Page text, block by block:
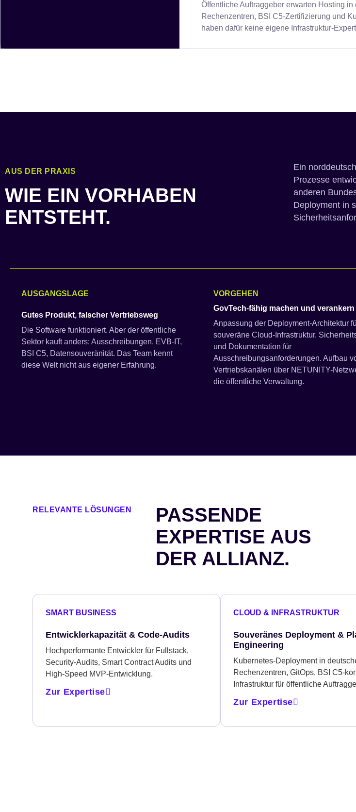
Öffentliche Auftraggeber erwarten Hosting
Rechenzentren, BSI C5-Zertifizierung und
haben dafür keine eigene Infrastruktur-
AUS DER PRAXIS
WIE EIN VORHABEN
ENTSTEHT.
Ein
Prozesse
anderen
Deployment in
AUSGANGSLAGE
Gutes Produkt, falscher Vertriebsweg
Die Software funktioniert. Aber der öffentliche
Sektor kauft anders: Ausschreibungen, EVB-IT,
BSI C5, Datensouveränität. Das Team kennt
diese Welt nicht aus eigener Erfahrung.
VORGEHEN
GovTech-fähig machen und verankern
Anpassung der Deployment-Architektur
souveräne Cloud-Infrastruktur.
und Dokumentation für
Ausschreibungsanforderungen. Aufbau
Vertriebskanälen über NETUNITY-
die öffentliche Verwaltung.
RELEVANTE LÖSUNGEN
PASSENDE
EXPERTISE AUS
DER ALLIANZ.
SMART BUSINESS
Entwicklerkapazität & Code-Audits
Hochperformante Entwickler für Fullstack,
Security-Audits, Smart Contract Audits und
High-Speed MVP-Entwicklung.
Zur Expertise
CLOUD & INFRASTRUKTUR
Souveränes Deployment &
Engineering
Kubernetes-Deployment in
Rechenzentren, GitOps, BSI C5-
Infrastruktur für öffentliche
Zur Expertise